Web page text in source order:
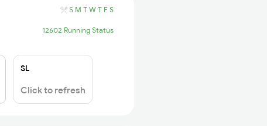
S M T W T F S
12602 Running Status
SL
Click to refresh